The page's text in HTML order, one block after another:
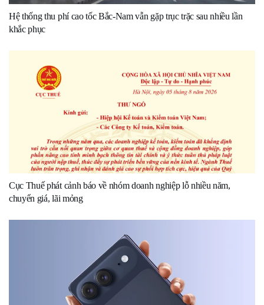
Hệ thống thu phí cao tốc Bắc-Nam vẫn gặp trục trặc sau nhiều lần
khắc phục
Cục Thuế phát cảnh báo về nhóm doanh nghiệp lỗ nhiều năm,
chuyển giá, lãi mỏng